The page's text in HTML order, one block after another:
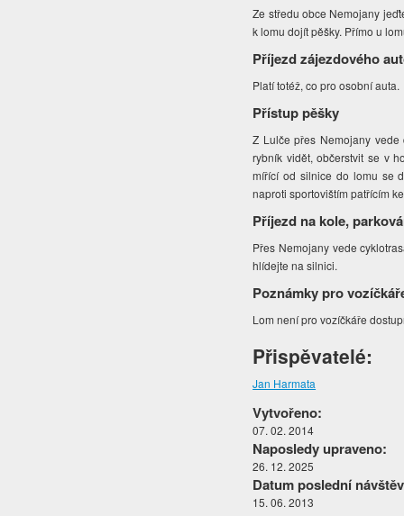
Ze středu obce Nemojany
k lomu dojít pěšky. Přímo u
Příjezd zájezdového
Platí totéž, co pro osobní auta.
Přístup pěšky
Z Lulče přes Nemojany
rybník vidět, občerstvit se v
mířící od silnice do lomu se
naproti sportovištím patřícím
Příjezd na kole,
Přes Nemojany vede
hlídejte na silnici.
Poznámky pro
Lom není pro vozíčkáře
Přispěvatelé:
Jan Harmata
Vytvořeno:
07. 02. 2014
Naposledy upraveno:
26. 12. 2025
Datum poslední
15. 06. 2013